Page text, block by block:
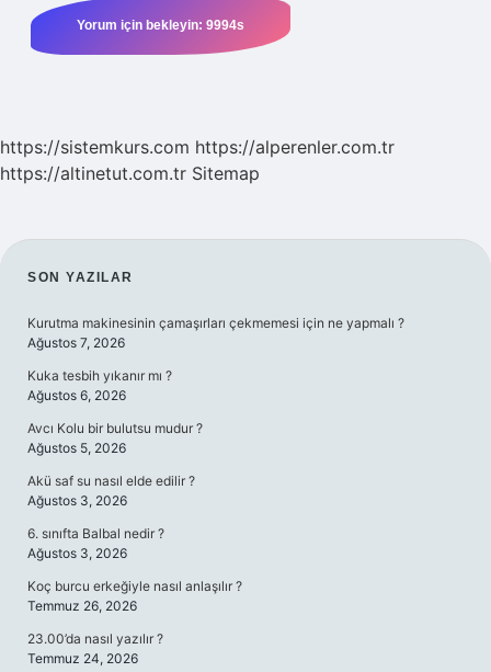
https://sistemkurs.com https://alperenler.com.tr
https://altinetut.com.tr Sitemap
SIDEBAR
SON YAZILAR
Kurutma makinesinin çamaşırları çekmemesi için ne yapmalı ?
Ağustos 7, 2026
Kuka tesbih yıkanır mı ?
Ağustos 6, 2026
Avcı Kolu bir bulutsu mudur ?
Ağustos 5, 2026
Akü saf su nasıl elde edilir ?
Ağustos 3, 2026
6. sınıfta Balbal nedir ?
Ağustos 3, 2026
Koç burcu erkeğiyle nasıl anlaşılır ?
Temmuz 26, 2026
23.00’da nasıl yazılır ?
Temmuz 24, 2026